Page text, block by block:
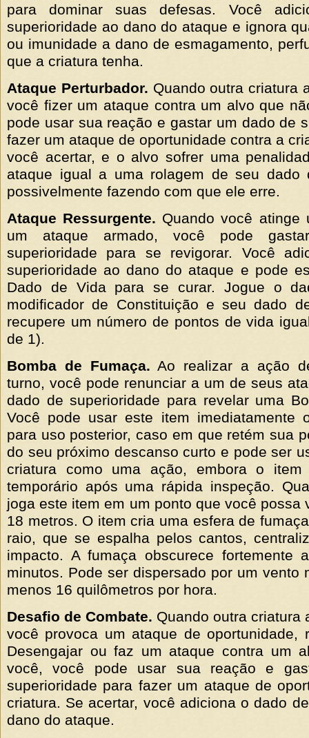
para dominar suas defesas. Você
superioridade ao dano do ataque e ignora
ou imunidade a dano de esmagamento,
que a criatura tenha.
Ataque Perturbador. Quando outra criatura
você fizer um ataque contra um alvo que
pode usar sua reação e gastar um dado de
fazer um ataque de oportunidade contra a
você acertar, e o alvo sofrer uma
ataque igual a uma rolagem de seu dado
possivelmente fazendo com que ele erre.
Ataque Ressurgente. Quando você atinge
um ataque armado, você pode
superioridade para se revigorar. Você
superioridade ao dano do ataque e pode
Dado de Vida para se curar. Jogue o
modificador de Constituição e seu dado
recupere um número de pontos de vida
de 1).
Bomba de Fumaça. Ao realizar a ação
turno, você pode renunciar a um de seus
dado de superioridade para revelar uma
Você pode usar este item imediatamente
para uso posterior, caso em que retém sua
do seu próximo descanso curto e pode ser
criatura como uma ação, embora o item
temporário após uma rápida inspeção.
joga este item em um ponto que você possa
18 metros. O item cria uma esfera de
raio, que se espalha pelos cantos,
impacto. A fumaça obscurece fortemente
minutos. Pode ser dispersado por um vento
menos 16 quilômetros por hora.
Desafio de Combate. Quando outra criatura
você provoca um ataque de oportunidade,
Desengajar ou faz um ataque contra um
você, você pode usar sua reação e
superioridade para fazer um ataque de
criatura. Se acertar, você adiciona o dado
dano do ataque.